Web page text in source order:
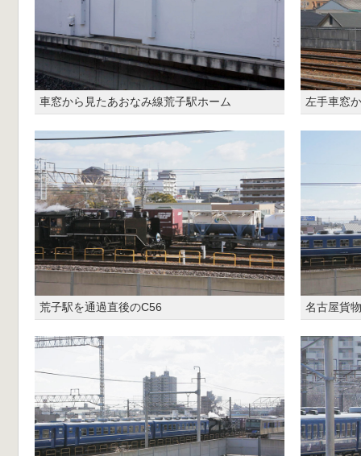
車窓から見たあおなみ線荒子駅ホーム 左手車窓
荒子駅を通過直後のC56 名古屋貨